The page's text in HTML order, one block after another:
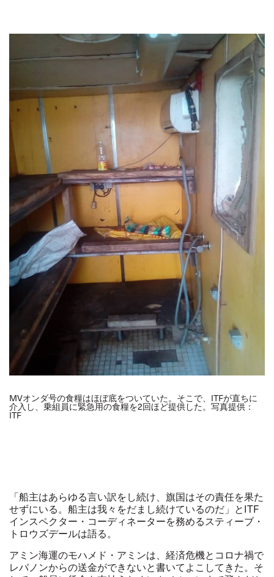
MVオンダ号の食糧はほぼ底をついていた。そこで、ITFが直ちに
介入し、乗組員に緊急用の食糧を2回ほど提供した。写真提供：
ITF
「船主はあらゆる言い訳をし続け、旗国はその責任を果た
せずにいる。船主は我々をだまし続けているのだ」とITF
インスペクター・コーディネーターを務めるスティーブ・
トロウズデールは語る。
アミン海運のモハメド・アミンは、経済危機とコロナ禍で
レバノンからの送金ができないと書いてよこしてきた。そ